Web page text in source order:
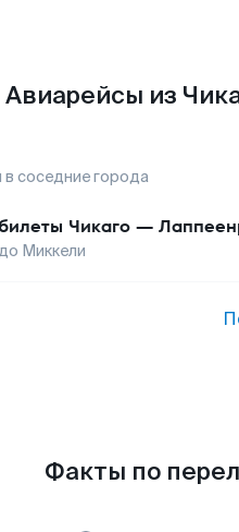
Авиарейсы из
в соседние города
Чикаго —
Миккели
Факты по